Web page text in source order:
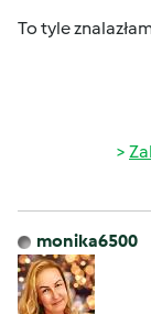
To tyle
monika6500